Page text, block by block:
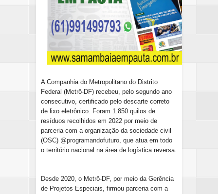
A Companhia do Metropolitano do Distrito
Federal (Metrô-DF) recebeu, pelo segundo ano
consecutivo, certificado pelo descarte correto
de lixo eletrônico. Foram 1.850 quilos de
resíduos recolhidos em 2022 por meio de
parceria com a organização da sociedade civil
(OSC) @programandofuturo , que atua em todo
o território nacional na área de logística reversa.
Desde 2020, o Metrô-DF, por meio da Gerência
de Projetos Especiais, firmou parceria com a